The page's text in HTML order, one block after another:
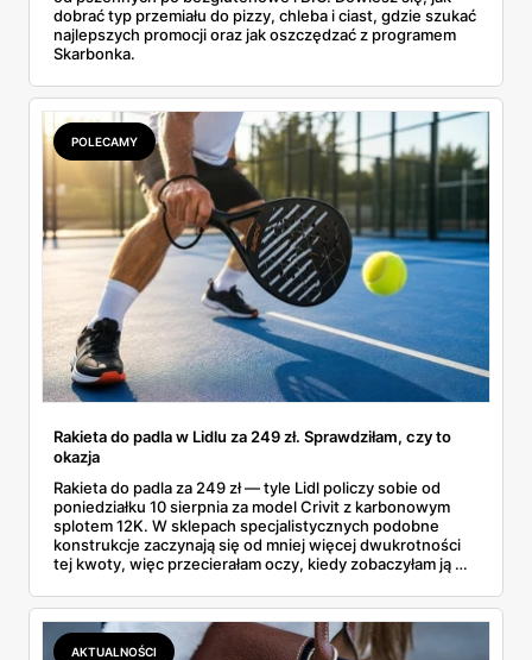
dobrać typ przemiału do pizzy, chleba i ciast, gdzie szukać
najlepszych promocji oraz jak oszczędzać z programem
Skarbonka.
POLECAMY
Rakieta do padla w Lidlu za 249 zł. Sprawdziłam, czy to
okazja
Rakieta do padla za 249 zł — tyle Lidl policzy sobie od
poniedziałku 10 sierpnia za model Crivit z karbonowym
splotem 12K. W sklepach specjalistycznych podobne
konstrukcje zaczynają się od mniej więcej dwukrotności
tej kwoty, więc przecierałam oczy, kiedy zobaczyłam ją w
najszybciej rosnący sport w Polsce: kortów przybywa
lawinowo, a chętnych jeszcze szybciej. Sprawdziłam, co
dokładnie dostajemy za te pieniądze i komu taka rakieta
AKTUALNOŚCI